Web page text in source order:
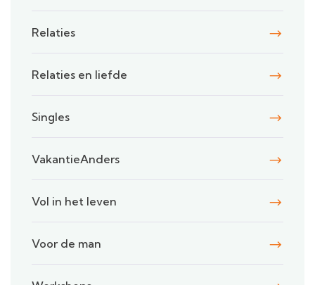
Relaties
Relaties en liefde
Singles
VakantieAnders
Vol in het leven
Voor de man